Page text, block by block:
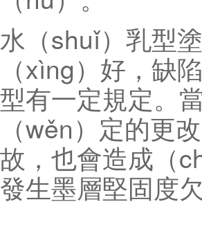
水（shuǐ）乳型
（xìng）好，缺
型有一定規定。
（wěn）定的更
故，也會造成（
發生墨層堅固度